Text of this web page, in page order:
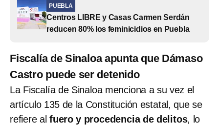
PUEBLA
Centros LIBRE y Casas Carmen Serdán
reducen 80% los feminicidios en Puebla
Fiscalía de Sinaloa apunta que Dámaso
Castro puede ser detenido
La Fiscalía de Sinaloa menciona a su vez el
artículo 135 de la Constitución estatal, que se
refiere alfuero y procedencia de delitos, lo